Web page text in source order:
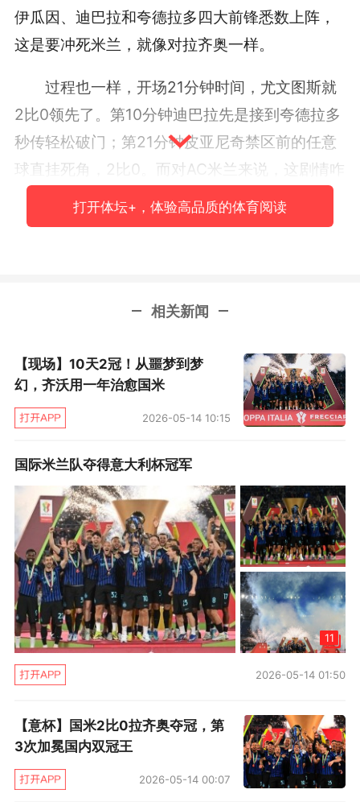
伊瓜因、迪巴拉和夸德拉多四大前锋悉数上阵，
这是要冲死米兰，就像对拉齐奥一样。
过程也一样，开场21分钟时间，尤文图斯就
2比0领先了。第10分钟迪巴拉先是接到夸德拉多
秒传轻松破门；第21分钟皮亚尼奇禁区前的任意
球直挂死角，2比0。而对AC米兰来说，这剧情咋
这么熟悉……对都灵开场0比2，对那不勒斯开场0
比2，这开场不让2球不会踢球？
球权让米兰压上再打反击的原因。而阵地进攻中
米兰人也没有太多机会，毕竟尤文图斯这种防守
最好的球队只要铁心放弃控球选择死守，还是主
场，有点赖皮了，有点让客队尴尬了，甚至半场
一次真正的打门都没有。尤文图斯更狡猾的是，
利用曼朱基齐不停挑衅库茨卡，斯洛伐克中场险
些两黄一红下场，不过下半场中招的另有其人。
下半场刚开始AC米兰就扳回一球，第53分钟
后场长传，库茨卡禁区前胸部停球，跟上的贝尔
托拉奇停球被赫迪拉碰了一下，巴卡凌空转身就
射，皮球钻入大门死角，2比1。
可惜风云突变，第54分钟洛卡特利前场一次
铲球得到第二张黄牌，被红牌罚下，米兰刚追回
人数领先，尤文图斯虽然比分优势缩小，但
反击机会不少。第57分钟曼朱基齐一次头球攻门
打开体坛+，体验高品质的体育阅读
相关新闻
【现场】10天2冠！从噩梦到梦
幻，齐沃用一年治愈国米
2026-05-14 10:15
国际米兰队夺得意大利杯冠军
11
2026-05-14 01:50
【意杯】国米2比0拉齐奥夺冠，第
3次加冕国内双冠王
2026-05-14 00:07